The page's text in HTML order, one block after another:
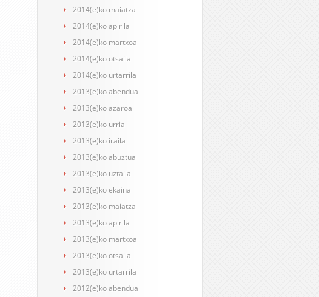
2014(e)ko maiatza
2014(e)ko apirila
2014(e)ko martxoa
2014(e)ko otsaila
2014(e)ko urtarrila
2013(e)ko abendua
2013(e)ko azaroa
2013(e)ko urria
2013(e)ko iraila
2013(e)ko abuztua
2013(e)ko uztaila
2013(e)ko ekaina
2013(e)ko maiatza
2013(e)ko apirila
2013(e)ko martxoa
2013(e)ko otsaila
2013(e)ko urtarrila
2012(e)ko abendua